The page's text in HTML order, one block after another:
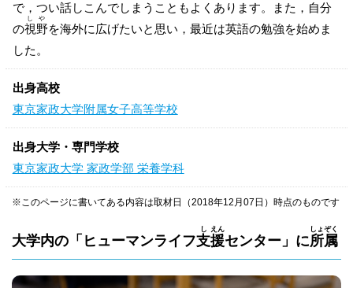
で，つい話しこんでしまうこともよくあります。また，自分
の視
し
野
や
を海外に広げたいと思い，最近は英語の勉強を始めま
した。
出身高校
東京家政大学附属女子高等学校
出身大学・専門学校
東京家政大学 家政学部 栄養学科
※このページに書いてある内容は取材日（2018年12月07日）時点のものです
大学内の「ヒューマンライフ支
し
援
えん
センター」に所
しょ
属
ぞく